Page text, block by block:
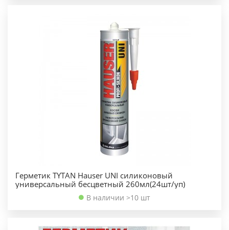
Герметик TYTAN Hauser UNI силиконовый
универсальный бесцветный 260мл(24шт/уп)
В наличии >10 шт